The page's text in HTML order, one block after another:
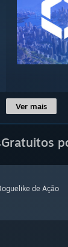
Ver mais
Gratuitos
de Ação